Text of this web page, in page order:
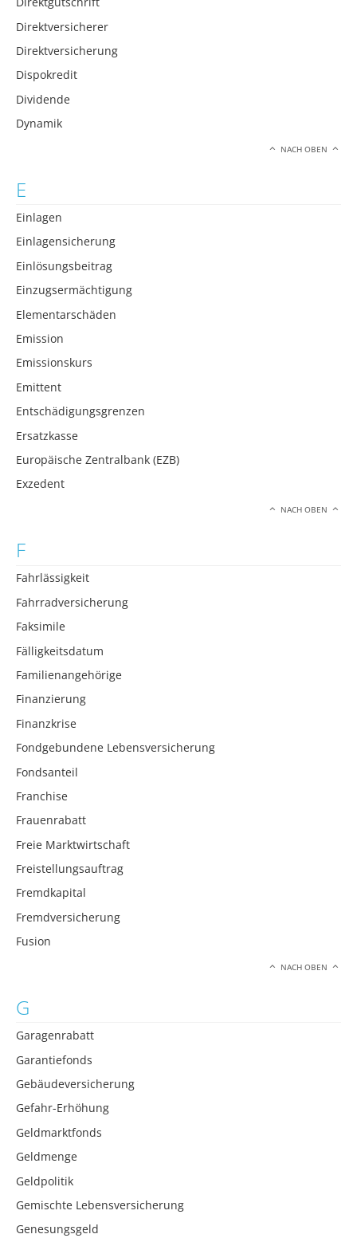
Direktversicherer
Direktversicherung
Dispokredit
Dividende
Dynamik
NACH OBEN
E
Einlagen
Einlagensicherung
Einlösungsbeitrag
Einzugsermächtigung
Elementarschäden
Emission
Emissionskurs
Emittent
Entschädigungsgrenzen
Ersatzkasse
Europäische Zentralbank (EZB)
Exzedent
NACH OBEN
F
Fahrlässigkeit
Fahrradversicherung
Faksimile
Fälligkeitsdatum
Familienangehörige
Finanzierung
Finanzkrise
Fondgebundene Lebensversicherung
Fondsanteil
Franchise
Frauenrabatt
Freie Marktwirtschaft
Freistellungsauftrag
Fremdkapital
Fremdversicherung
Fusion
NACH OBEN
G
Garagenrabatt
Garantiefonds
Gebäudeversicherung
Gefahr-Erhöhung
Geldmarktfonds
Geldmenge
Geldpolitik
Gemischte Lebensversicherung
Genesungsgeld